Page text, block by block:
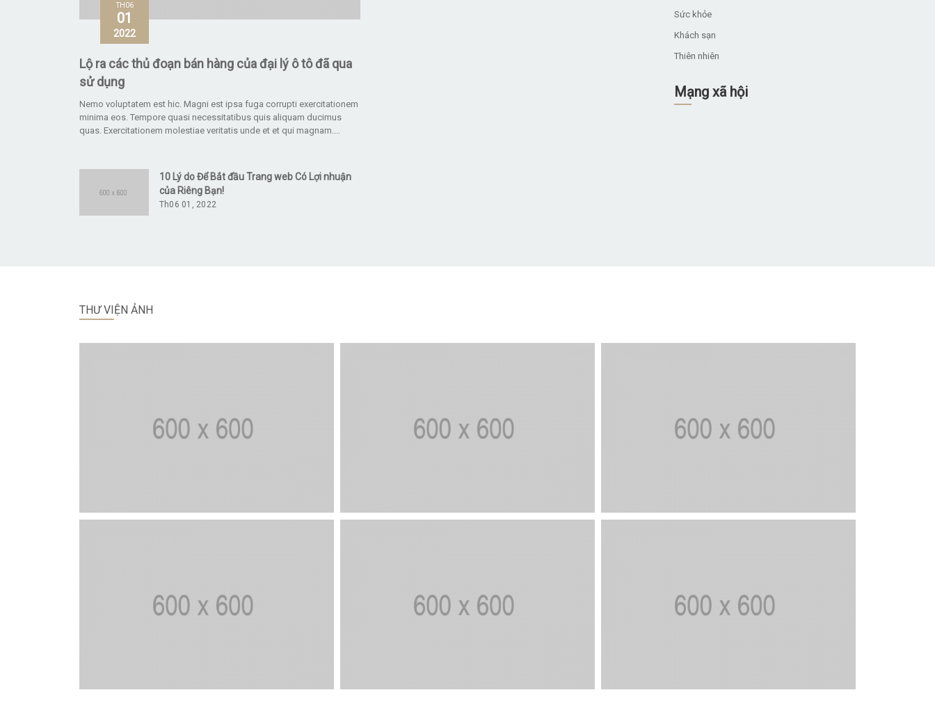
Lộ ra các thủ đoạn bán hàng của đại lý ô tô đã qua
sử dụng
TH06
01
2022
Nemo voluptatem est hic. Magni est ipsa fuga corrupti exercitationem
minima eos. Tempore quasi necessitatibus quis aliquam ducimus
quas. Exercitationem molestiae veritatis unde et et qui magnam.
10 Lý do Để Bắt đầu Trang web Có Lợi nhuận
của Riêng Bạn!
Th06 01, 2022
Sức khỏe
Khách sạn
Thiên nhiên
Mạng xã hội
THƯ VIỆN ẢNH